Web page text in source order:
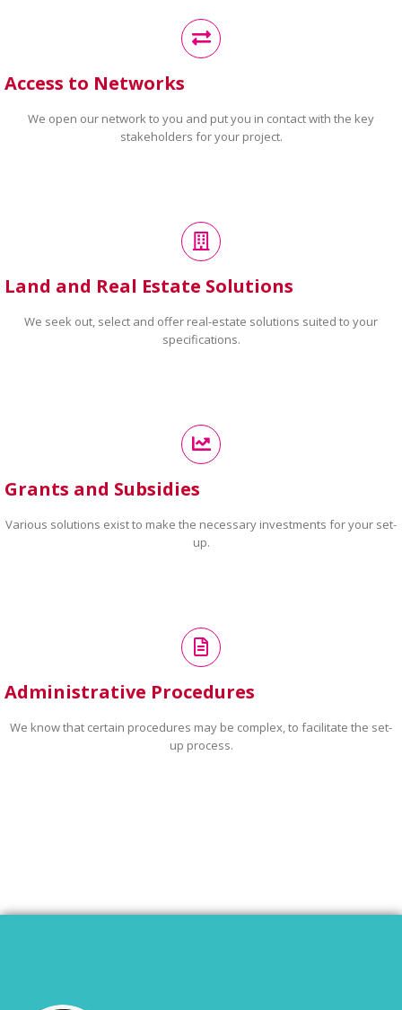
Access to Networks
We open our network to you and put you in contact with the key
stakeholders for your project.
Land and Real Estate Solutions
We seek out, select and offer real-estate solutions suited to your
specifications.
Grants and Subsidies
Various solutions exist to make the necessary investments for your set-
up.
Administrative Procedures
We know that certain procedures may be complex, to facilitate the set-
up process.